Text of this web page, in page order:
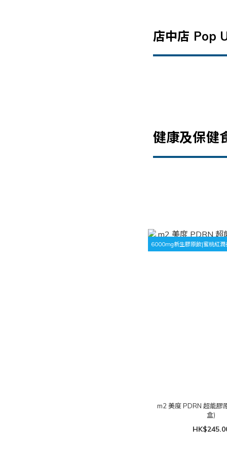
店中店 Pop
健康及保健
6000mg新生膠原飲|蜜桃紅潤
m2 美度 PDRN 超能膠
盒)